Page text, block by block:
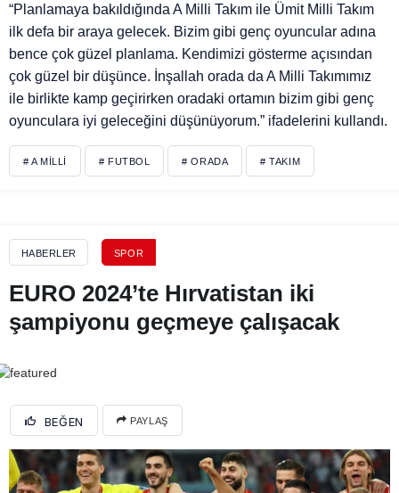
“Planlamaya bakıldığında A Milli Takım ile Ümit Milli Takım
ilk defa bir araya gelecek. Bizim gibi genç oyuncular adına
bence çok güzel planlama. Kendimizi gösterme açısından
çok güzel bir düşünce. İnşallah orada da A Milli Takımımız
ile birlikte kamp geçirirken oradaki ortamın bizim gibi genç
oyunculara iyi geleceğini düşünüyorum.” ifadelerini kullandı.
# A MILLI # FUTBOL # ORADA # TAKIM
HABERLER SPOR
EURO 2024’te Hırvatistan iki
şampiyonu geçmeye çalışacak
BEĞEN PAYLAŞ